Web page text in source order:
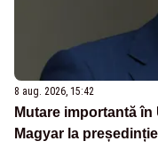
8 aug. 2026, 15:42
Mutare importantă în
Magyar la președinție